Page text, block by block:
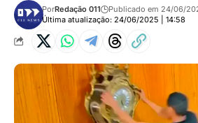
Última atualização: 24/06/2025 | 14:58
PorRedação 011 Publicado em 24/06/